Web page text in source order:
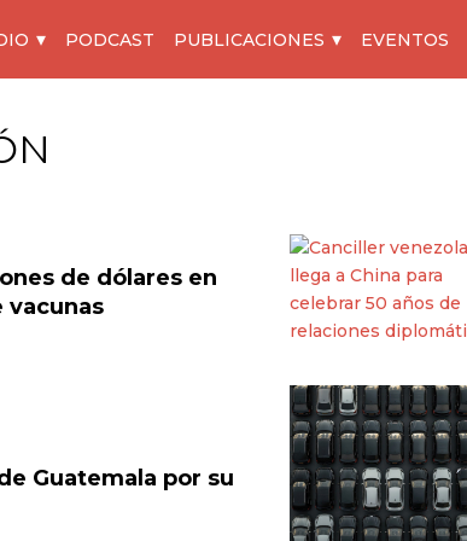
PODCAST PUBLICACIONES EVENTOS
de dólares en
vacunas
Guatemala por su